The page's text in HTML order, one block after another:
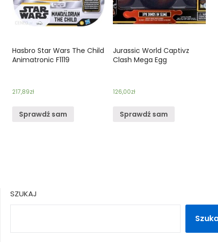
Hasbro Star Wars The Child
Animatronic F1119
217,89zł
Sprawdź sam
Jurassic World Captivz
Clash Mega Egg
126,00zł
Sprawdź sam
SZUKAJ